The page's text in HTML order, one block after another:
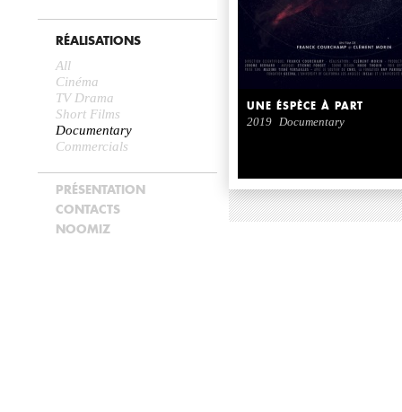
RÉALISATIONS
All
Cinéma
TV Drama
Short Films
Documentary
Commercials
PRÉSENTATION
CONTACTS
NOOMIZ
UNE ÉSPÈCE À PART
2019 Documentary